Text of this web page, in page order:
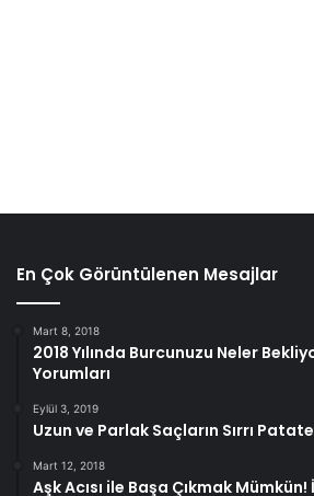
En Çok Görüntülenen Mesajlar
Mart 8, 2018
2018 Yılında Burcunuzu Neler
Yorumları
Eylül 3, 2019
Uzun ve Parlak Saçların Sırrı
Mart 12, 2018
Aşk Acısı ile Başa Çıkmak